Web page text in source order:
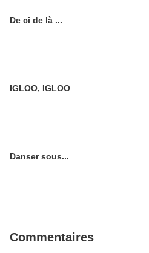
De ci de là ...
IGLOO, IGLOO
Danser sous...
Commentaires